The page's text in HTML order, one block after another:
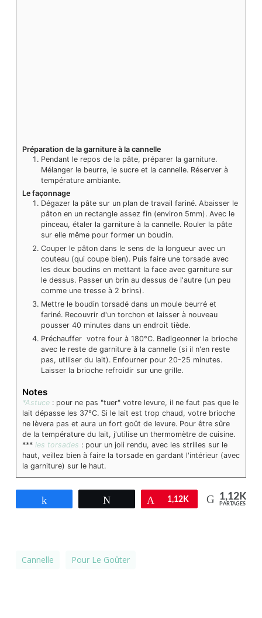
Préparation de la garniture à la cannelle
Pendant le repos de la pâte, préparer la garniture.
Mélanger le beurre, le sucre et la cannelle. Réserver à
température ambiante.
Le façonnage
Dégazer la pâte sur un plan de travail fariné. Abaisser le
pâton en un rectangle assez fin (environ 5mm). Avec le
pinceau, étaler la garniture à la cannelle. Rouler la pâte
sur elle même pour former un boudin.
Couper le pâton dans le sens de la longueur avec un
couteau (qui coupe bien). Puis faire une torsade avec
les deux boudins en mettant la face avec garniture sur
le dessus. Passer un brin au dessus de l'autre (un peu
comme une tresse à 2 brins).
Mettre le boudin torsadé dans un moule beurré et
fariné. Recouvrir d'un torchon et laisser à nouveau
pousser 40 minutes dans un endroit tiède.
Préchauffer votre four à 180°C. Badigeonner la brioche
avec le reste de garniture à la cannelle (si il n'en reste
pas, utiliser du lait). Enfourner pour 20-25 minutes.
Laisser la brioche refroidir sur une grille.
Notes
*Astuce: pour ne pas "tuer" votre levure, il ne faut pas que le
lait dépasse les 37°C. Si le lait est trop chaud, votre brioche
ne lèvera pas et aura un fort goût de levure. Pour être sûre
de la température du lait, j'utilise un thermomètre de cuisine.
*** les torsades : pour un joli rendu, avec les strilles sur le
haut, veillez bien à faire la torsade en gardant l'intérieur (avec
la garniture) sur le haut.
Tweetez Épingle
1,12K 1,12K
PARTAGES
Cannelle Pour Le Goûter